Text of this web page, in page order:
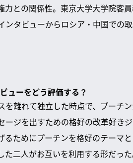
との関係性。東京大学大学院客
タビューからロシア・中国での
ューをどう評価する？
離れて独立した時点で、プーチ
ジを出すための格好の改革好き
るためにプーチンを格好のテーマ
二人がお互いを利用する形だった